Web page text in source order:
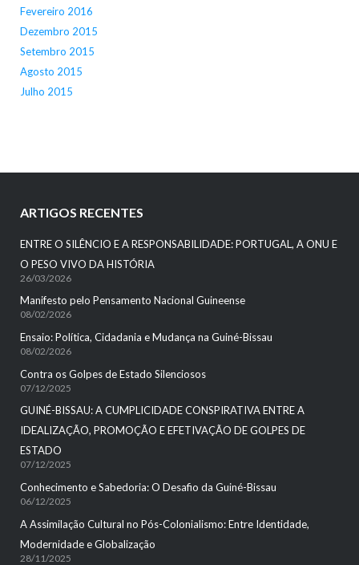
Fevereiro 2016
Dezembro 2015
Setembro 2015
Agosto 2015
Julho 2015
ARTIGOS RECENTES
ENTRE O SILÊNCIO E A RESPONSABILIDADE: PORTUGAL, A ONU E
O PESO VIVO DA HISTÓRIA
26/03/2026
Manifesto pelo Pensamento Nacional Guineense
08/02/2026
Ensaio: Política, Cidadania e Mudança na Guiné-Bissau
08/02/2026
Contra os Golpes de Estado Silenciosos
07/12/2025
GUINÉ-BISSAU: A CUMPLICIDADE CONSPIRATIVA ENTRE A
IDEALIZAÇÃO, PROMOÇÃO E EFETIVAÇÃO DE GOLPES DE
ESTADO
07/12/2025
Conhecimento e Sabedoria: O Desafio da Guiné-Bissau
06/12/2025
A Assimilação Cultural no Pós-Colonialismo: Entre Identidade,
Modernidade e Globalização
28/11/2025